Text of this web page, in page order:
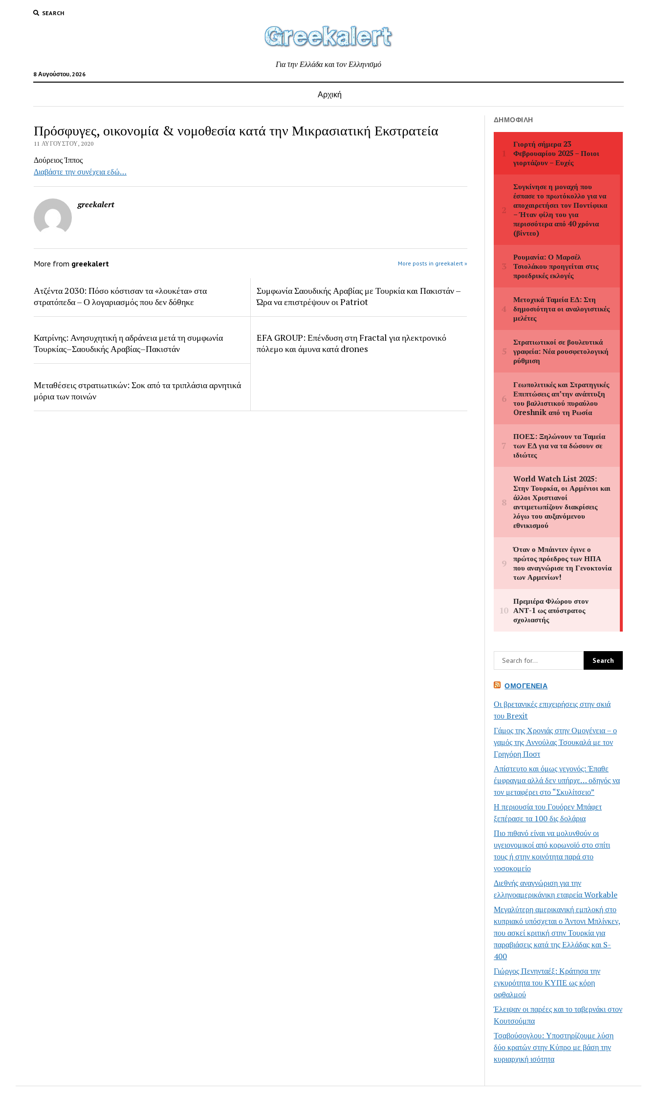
SEARCH
8 Αυγούστου, 2026
Για την Ελλάδα και τον Ελληνισμό
Αρχική
Πρόσφυγες, οικονομία & νομοθεσία κατά την Μικρασιατική Εκστρατεία
11 ΑΥΓΟΎΣΤΟΥ, 2020
Δούρειος Ίππος
Διαβάστε την συνέχεια εδώ…
greekalert
More from greekalert More posts in greekalert »
Ατζέντα 2030: Πόσο κόστισαν τα «λουκέτα» στα
στρατόπεδα – Ο λογαριασμός που δεν δόθηκε
Συμφωνία Σαουδικής Αραβίας με Τουρκία και Πακιστάν –
Ώρα να επιστρέψουν οι Patriot
Κατρίνης: Ανησυχητική η αδράνεια μετά τη συμφωνία
Τουρκίας–Σαουδικής Αραβίας–Πακιστάν
EFA GROUP: Επένδυση στη Fractal για ηλεκτρονικό
πόλεμο και άμυνα κατά drones
Μεταθέσεις στρατιωτικών: Σοκ από τα τριπλάσια αρνητικά
μόρια των ποινών
ΔΗΜΟΦΙΛΉ
ΟΜΟΓΈΝΕΙΑ
Οι βρετανικές επιχειρήσεις στην σκιά
του Brexit
Γάμος της Χρονιάς στην Ομογένεια – ο
γαμός της Αννούλας Τσουκαλά με τον
Γρηγόρη Ποστ
Απίστευτο και όμως γεγονός: Έπαθε
έμφραγμα αλλά δεν υπήρχε… οδηγός να
τον μεταφέρει στο “Σκυλίτσειο”
Η περιουσία του Γουόρεν Μπάφετ
ξεπέρασε τα 100 δις δολάρια
Πιο πιθανό είναι να μολυνθούν οι
υγειονομικοί από κορωνοϊό στο σπίτι
τους ή στην κοινότητα παρά στο
νοσοκομείο
Διεθνής αναγνώριση για την
ελληνοαμερικάνικη εταιρεία Workable
Μεγαλύτερη αμερικανική εμπλοκή στο
κυπριακό υπόσχεται ο Άντονι Μπλίνκεν,
που ασκεί κριτική στην Τουρκία για
παραβιάσεις κατά της Ελλάδας και S-
400
Γιώργος Πενηνταέξ: Κράτησα την
εγκυρότητα του ΚΥΠΕ ως κόρη
οφθαλμού
Έλειψαν οι παρέες και το ταβερνάκι στον
Κουτσούμπα
Τσαβούσογλου: Υποστηρίζουμε λύση
δύο κρατών στην Κύπρο με βάση την
κυριαρχική ισότητα